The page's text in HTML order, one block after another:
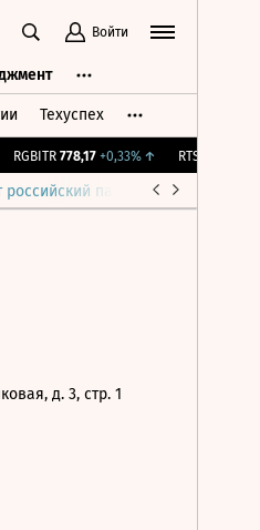
Войти
Техуспех
RGBITR 778,17 +0,33%↑ RTSI
парламент
д. 3, стр. 1